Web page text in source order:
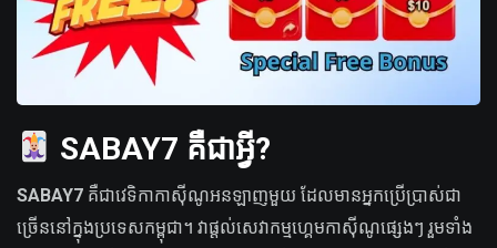
SABAY7 គឺជាអ្វី?
SABAY7 គឺជាវេទិកាកាស៊ីណូអនឡាញមួយ ដែលមានអ្នកប្រើប្រាស់ជា
ច្រើននៅក្នុងប្រទេសកម្ពុជា។ វាផ្តល់សេវាកម្មហ្គេមកាស៊ីណូផ្សេងៗ រួមទាំង